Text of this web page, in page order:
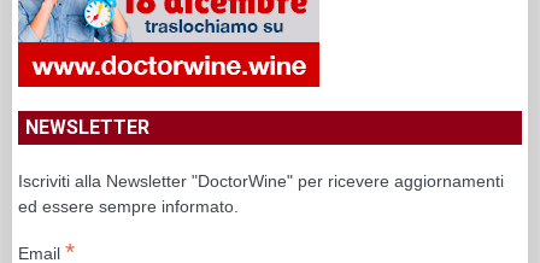
NEWSLETTER
Iscriviti alla Newsletter "DoctorWine" per ricevere aggiornamenti
ed essere sempre informato.
Email *